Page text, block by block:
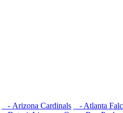
- Arizona Cardinals - Atlanta